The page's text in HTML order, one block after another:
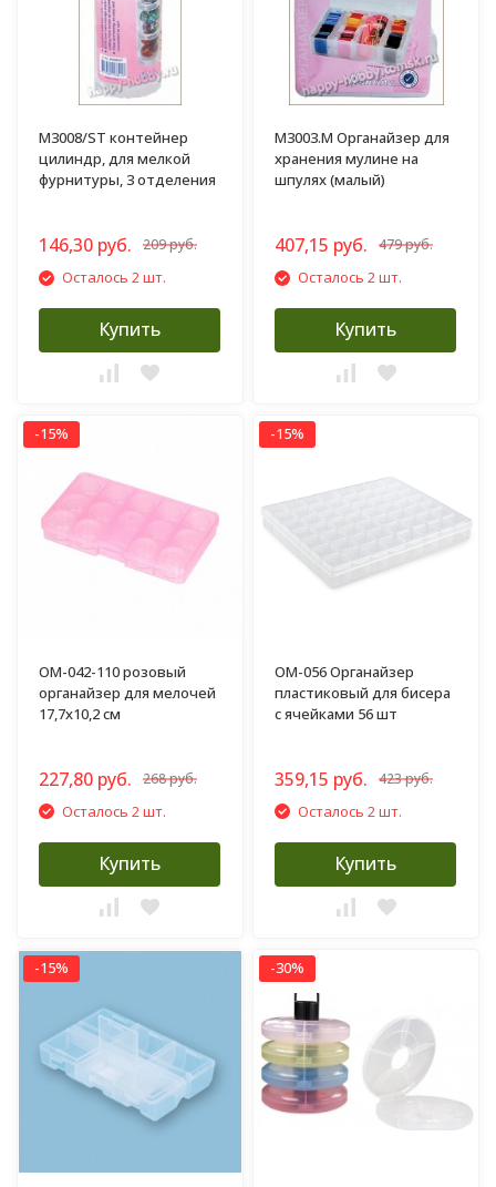
M3008/ST контейнер
цилиндр, для мелкой
фурнитуры, 3 отделения
146,30 руб. 209 руб.
Осталось 2 шт.
Купить
M3003.M Органайзер для
хранения мулине на
шпулях (малый)
407,15 руб. 479 руб.
Осталось 2 шт.
Купить
-15%
OM-042-110 розовый
органайзер для мелочей
17,7х10,2 см
227,80 руб. 268 руб.
Осталось 2 шт.
Купить
-15%
ОМ-056 Органайзер
пластиковый для бисера
с ячейками 56 шт
359,15 руб. 423 руб.
Осталось 2 шт.
Купить
-15% -30%